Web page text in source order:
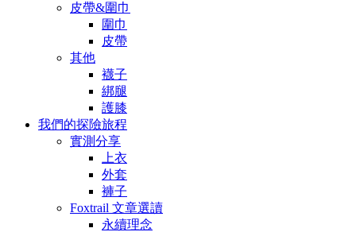
皮帶&圍巾
圍巾
皮帶
其他
襪子
綁腿
護膝
我們的探險旅程
實測分享
上衣
外套
褲子
Foxtrail 文章選讀
永續理念